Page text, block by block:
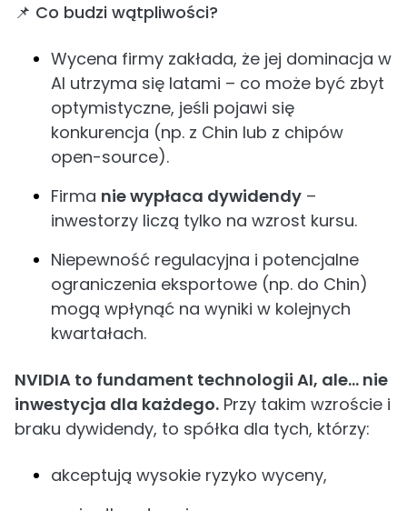
📌 Co budzi wątpliwości?
Wycena firmy zakłada, że jej dominacja w
AI utrzyma się latami – co może być zbyt
optymistyczne, jeśli pojawi się
konkurencja (np. z Chin lub z chipów
open-source).
Firma nie wypłaca dywidendy –
inwestorzy liczą tylko na wzrost kursu.
Niepewność regulacyjna i potencjalne
ograniczenia eksportowe (np. do Chin)
mogą wpłynąć na wyniki w kolejnych
kwartałach.
NVIDIA to fundament technologii AI, ale… nie
inwestycja dla każdego. Przy takim wzroście i
braku dywidendy, to spółka dla tych, którzy:
akceptują wysokie ryzyko wyceny,